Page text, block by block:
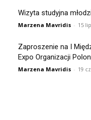
Wizyta studyjna
Marzena Mavridis - 15
Zaproszenie na I
Expo Organizacji
Marzena Mavridis - 19